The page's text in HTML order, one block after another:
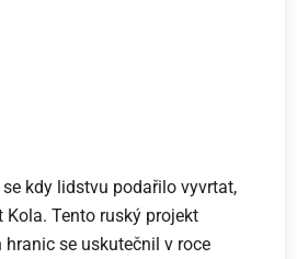
kdy lidstvu podařilo vyvrtat,
Kola. Tento ruský projekt
hranic se uskutečnil v roce